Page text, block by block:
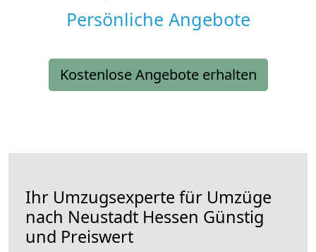
Persönliche Angebote
Kostenlose Angebote erhalten
Ihr Umzugsexperte für Umzüge
nach Neustadt Hessen Günstig
und Preiswert